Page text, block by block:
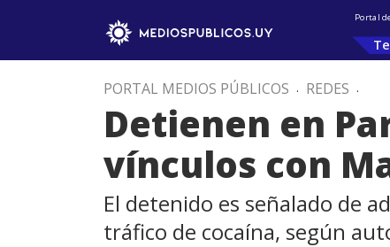
Portal
PORTAL MEDIOS PÚBLICOS . REDES .
Detienen en
vínculos con
El detenido es señalado de
tráfico de cocaína, según